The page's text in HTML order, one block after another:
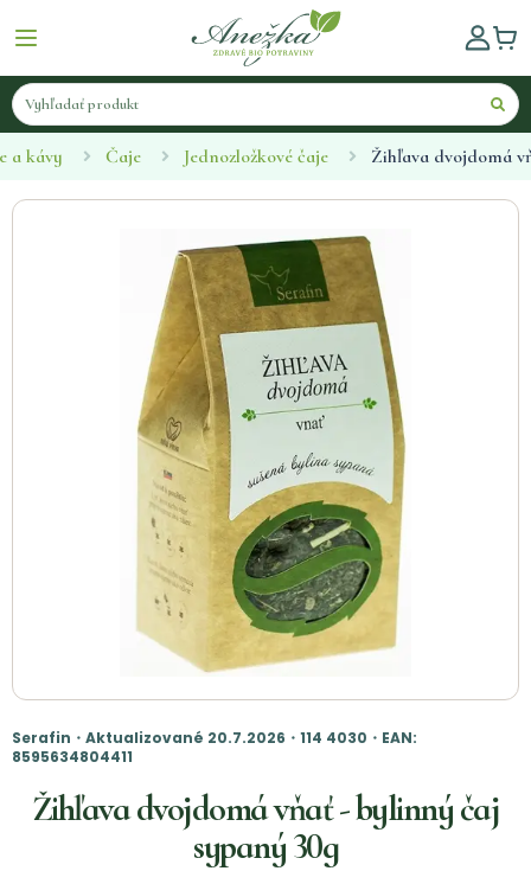
a kávy Čaje Jednozložkové čaje Žihľava dvojdomá
Serafin・Aktualizované 20.7.2026・114 4030・EAN:
8595634804411
Žihľava dvojdomá vňať - bylinný čaj
sypaný 30g